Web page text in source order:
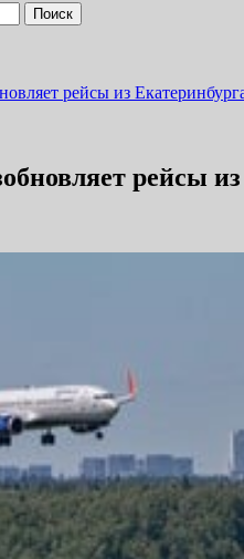
рейсы из
рейсы